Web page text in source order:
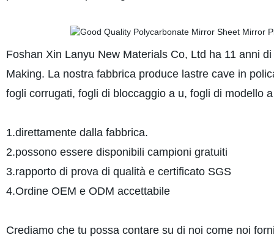
Foshan Xin Lanyu New Materials Co, Ltd ha 11 anni
Making. La nostra fabbrica produce lastre cave in
fogli corrugati, fogli di bloccaggio a u, fogli di modello
1.direttamente dalla fabbrica.
2.possono essere disponibili campioni gratuiti
3.rapporto di prova di qualità e certificato SGS
4.Ordine OEM e ODM accettabile
Crediamo che tu possa contare su di noi come noi